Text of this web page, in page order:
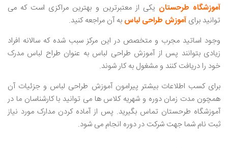
آموزشگاه طرحستان یکی از معتبرترین و بهترین مراکزی است که می
‌توانید برای آموزش طراحی لباس به آن مراجعه کنید.
وجود اساتید مجرب و متخصص در این مرکز سبب شده که سالانه افراد
زیادی بتوانند پس از آموزش طراحی لباس به عنوان طراح لباس مدرک
خود را دریافت کنند و مشغول به کار شوند.
برای کسب اطلاعات بیشتر پیرامون آموزش طراحی لباس و جزئیات آن
همچون مدت زمان دوره و شهریه کلاس ‌ها می ‌توانید با کارشناسان ما در
آموزشگاه طرحستان تماس بگیرید. پس از آماده کردن مدارک مورد نیاز
ثبت نام شما جهت شرکت در دوره انجام می ‌شود.